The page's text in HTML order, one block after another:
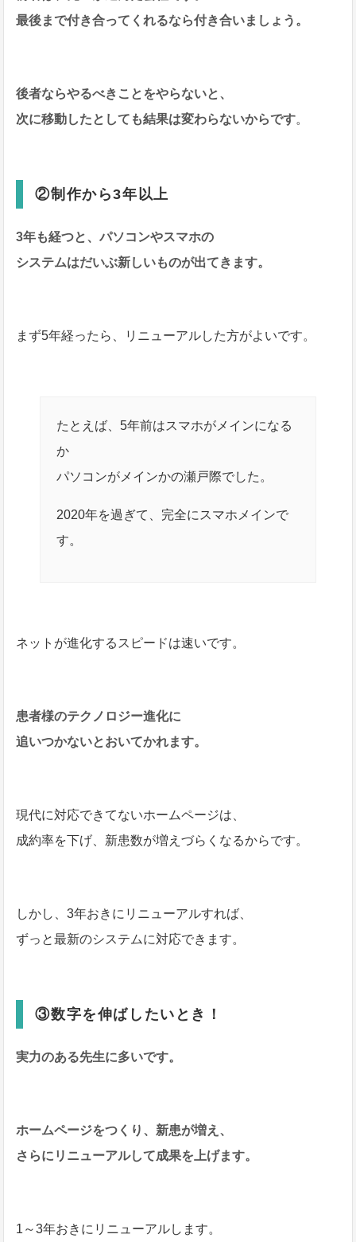
最後まで付き合ってくれるなら付き合いましょう。
後者ならやるべきことをやらないと、
次に移動したとしても結果は変わらないからです。
②制作から3年以上
3年も経つと、パソコンやスマホの
システムはだいぶ新しいものが出てきます。
まず5年経ったら、リニューアルした方がよいです。
たとえば、5年前はスマホがメインになる
か
パソコンがメインかの瀬戸際でした。
2020年を過ぎて、完全にスマホメインで
す。
ネットが進化するスピードは速いです。
患者様のテクノロジー進化に
追いつかないとおいてかれます。
現代に対応できてないホームページは、
成約率を下げ、新患数が増えづらくなるからです。
しかし、3年おきにリニューアルすれば、
ずっと最新のシステムに対応できます。
③数字を伸ばしたいとき！
実力のある先生に多いです。
ホームページをつくり、新患が増え、
さらにリニューアルして成果を上げます。
1～3年おきにリニューアルします。